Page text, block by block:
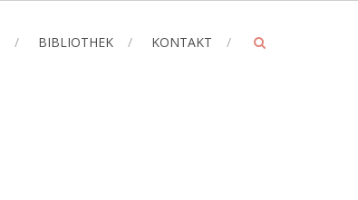
BIBLIOTHEK KONTAKT